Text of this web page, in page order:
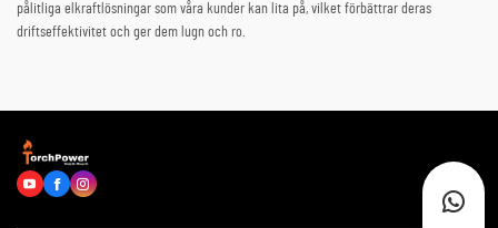
pålitliga elkraftlösningar som våra kunder kan lita på, vilket förbättrar deras
driftseffektivitet och ger dem lugn och ro.